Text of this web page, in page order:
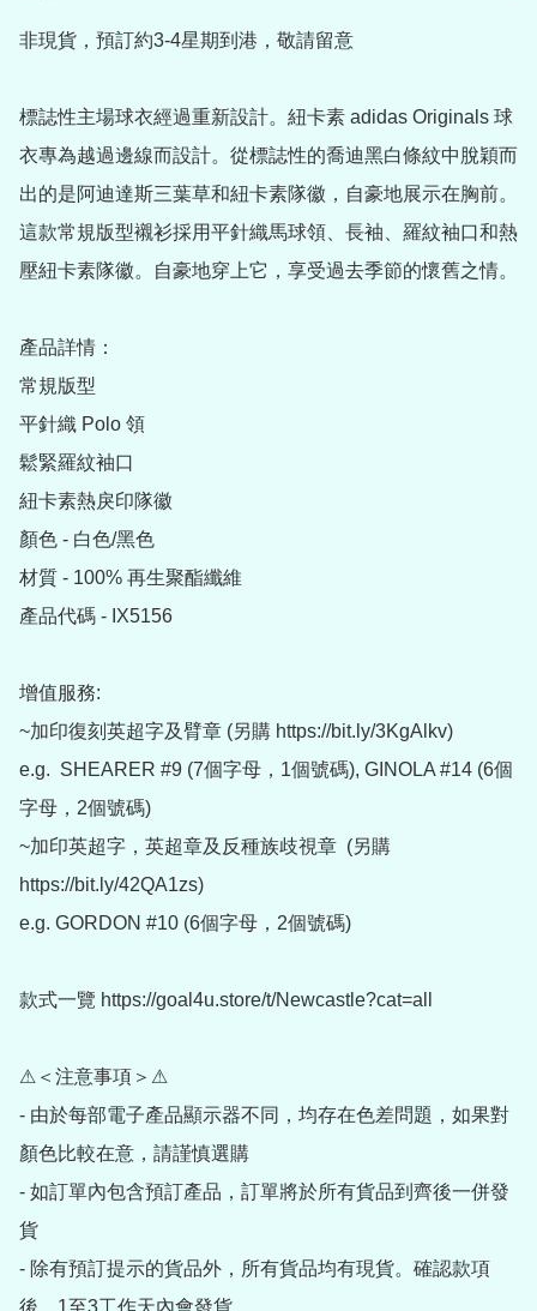
非現貨，預訂約3-4星期到港，敬請留意
標誌性主場球衣經過重新設計。紐卡素 adidas Originals 球
衣專為越過邊線而設計。從標誌性的喬迪黑白條紋中脫穎而
出的是阿迪達斯三葉草和紐卡素隊徽，自豪地展示在胸前。
這款常規版型襯衫採用平針織馬球領、長袖、羅紋袖口和熱
壓紐卡素隊徽。自豪地穿上它，享受過去季節的懷舊之情。
產品詳情：
常規版型
平針織 Polo 領
鬆緊羅紋袖口
紐卡素熱戾印隊徽
顏色 - 白色/黑色
材質 - 100% 再生聚酯纖維
產品代碼 - IX5156
增值服務:
~加印復刻英超字及臂章 (另購 https://bit.ly/3KgAlkv)
e.g.  SHEARER #9 (7個字母，1個號碼), GINOLA #14 (6個
字母，2個號碼)
~加印英超字，英超章及反種族歧視章  (另購
https://bit.ly/42QA1zs)
e.g. GORDON #10 (6個字母，2個號碼)
款式一覽 https://goal4u.store/t/Newcastle?cat=all
⚠＜注意事項＞⚠
- 由於每部電子產品顯示器不同，均存在色差問題，如果對
顏色比較在意，請謹慎選購
- 如訂單內包含預訂產品，訂單將於所有貨品到齊後一併發
貨
- 除有預訂提示的貨品外，所有貨品均有現貨。確認款項